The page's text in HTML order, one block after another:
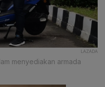
LAZADA
menyediakan armada